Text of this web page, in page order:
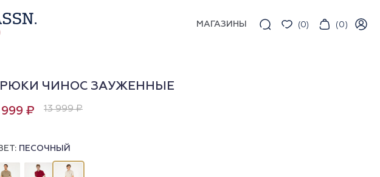
МАГАЗИНЫ (0) (0)
ЧИНОС ЗАУЖЕННЫЕ
999 ₽ 13 999 ₽
ПЕСОЧНЫЙ